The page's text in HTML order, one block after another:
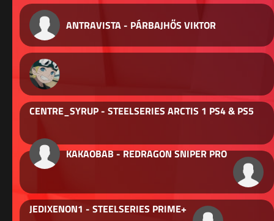
ANTRAVISTA - PÁRBAJHŐS VIKTOR
CENTRE_SYRUP - STEELSERIES ARCTIS 1 PS4 & PS5
KAKAOBAB - REDRAGON SNIPER PRO
JEDIXENON1 - STEELSERIES PRIME+